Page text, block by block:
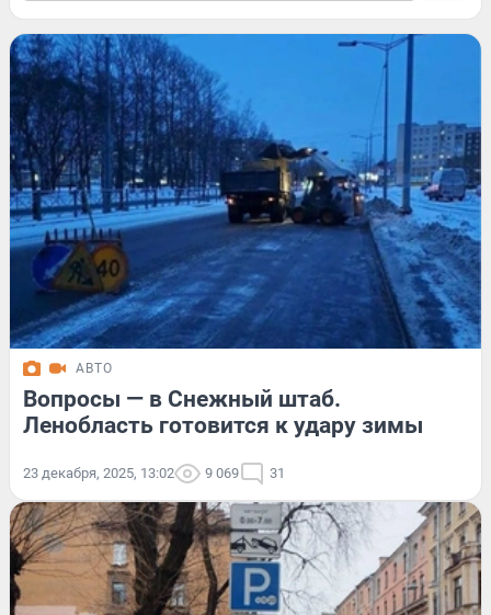
АВТО
Вопросы — в Снежный штаб.
Ленобласть готовится к удару зимы
23 декабря, 2025, 13:02 9 069 31